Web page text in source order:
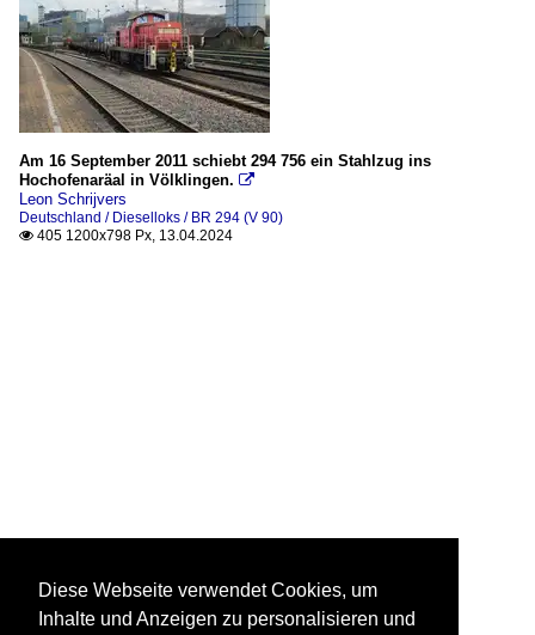
Am 16 September 2011 schiebt 294 756 ein Stahlzug ins
Hochofenaräal in Völklingen. 
Leon Schrijvers
Deutschland / Dieselloks / BR 294 (V 90)
 405 1200x798 Px, 13.04.2024
Diese Webseite verwendet Cookies, um
Inhalte und Anzeigen zu personalisieren und